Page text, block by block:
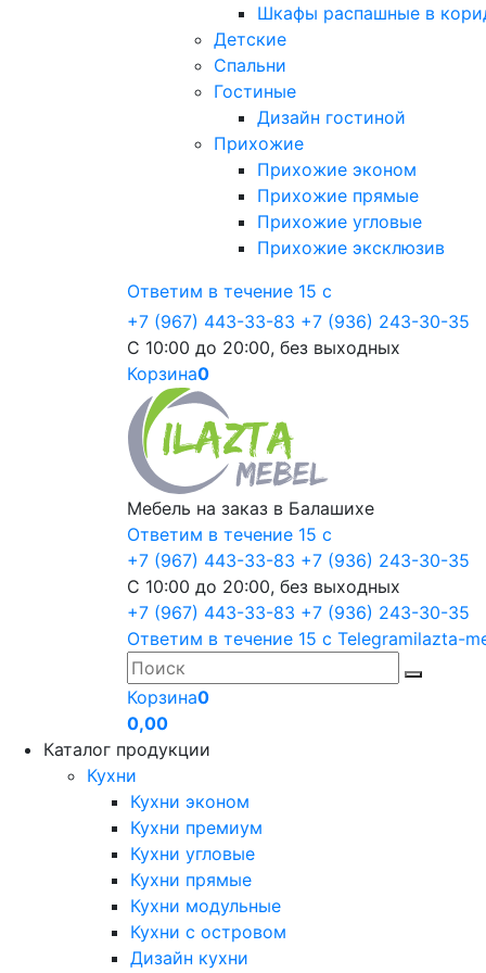
Шкафы распашные в
Детские
Спальни
Гостиные
Дизайн гостиной
Прихожие
Прихожие эконом
Прихожие прямые
Прихожие угловые
Прихожие эксклюзив
Ответим в течение 15 с
+7 (967) 443-33-83 +7 (936) 243-30-35
С 10:00 до 20:00, без выходных
Корзина0
Мебель на заказ в Балашихе
Ответим в течение 15 с
+7 (967) 443-33-83 +7 (936) 243-30-35
С 10:00 до 20:00, без выходных
+7 (967) 443-33-83 +7 (936) 243-30-35
Ответим в течение 15 с Telegramilazta-
Корзина0
0,00
Каталог продукции
Кухни
Кухни эконом
Кухни премиум
Кухни угловые
Кухни прямые
Кухни модульные
Кухни с островом
Дизайн кухни